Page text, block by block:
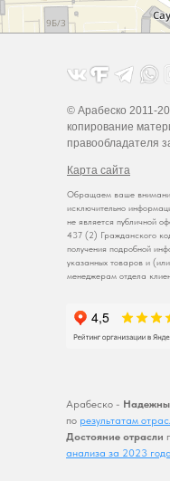
© Арабеско 2011-
копирование
правообладателя
Карта сайта
Обращаем ваше
исключительно
не является публичной
437 (2) Гражданского
получения подробной
указанных товаров и
менеджерам отдела
Арабеско -
по результатам
Достояние отрасли
анализа за 2023 года